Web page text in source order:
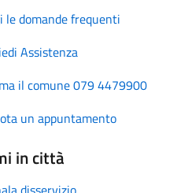
le domande frequenti
Assistenza
il comune 079 4479900
un appuntamento
in città